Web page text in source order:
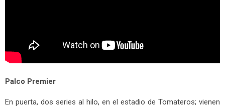
Palco Premier
En puerta, dos series al hilo, en el estadio de Tomateros; vienen